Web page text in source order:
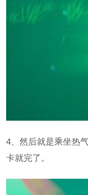
4、然后就是乘坐热
卡就完了。